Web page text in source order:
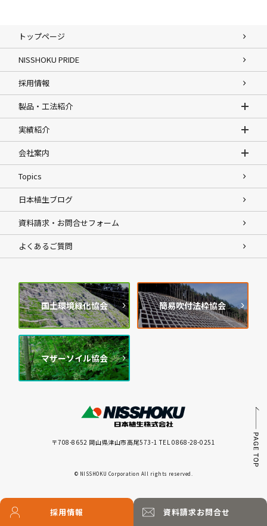
採用情報 資料請求お問合せ
トップページ
NISSHOKU PRIDE
採用情報
製品・工法紹介
実績紹介
会社案内
Topics
日本植生ブログ
資料請求・お問合せフォーム
よくあるご質問
国土環境緑化協会 簡易吹付法枠協会
マザーソイル協会
〒708-8652 岡山県津山市高尾573-1 TEL 0868-28-0251
© NISSHOKU Corporation All rights reserved.